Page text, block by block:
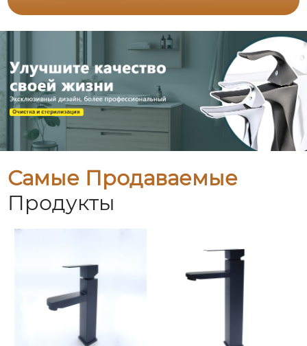
Самые Продаваемые
Продукты